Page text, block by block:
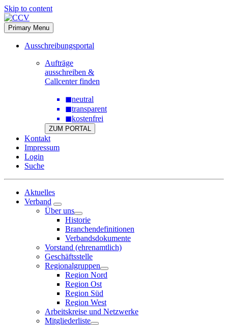
Skip to content
Primary Menu
Ausschreibungsportal
Aufträge
ausschreiben &
Callcenter finden
◼neutral
◼transparent
◼kostenfrei
ZUM PORTAL
Kontakt
Impressum
Login
Suche
Aktuelles
Verband
Über uns
Historie
Branchendefinitionen
Verbandsdokumente
Vorstand (ehrenamtlich)
Geschäftsstelle
Regionalgruppen
Region Nord
Region Ost
Region Süd
Region West
Arbeitskreise und Netzwerke
Mitgliederliste